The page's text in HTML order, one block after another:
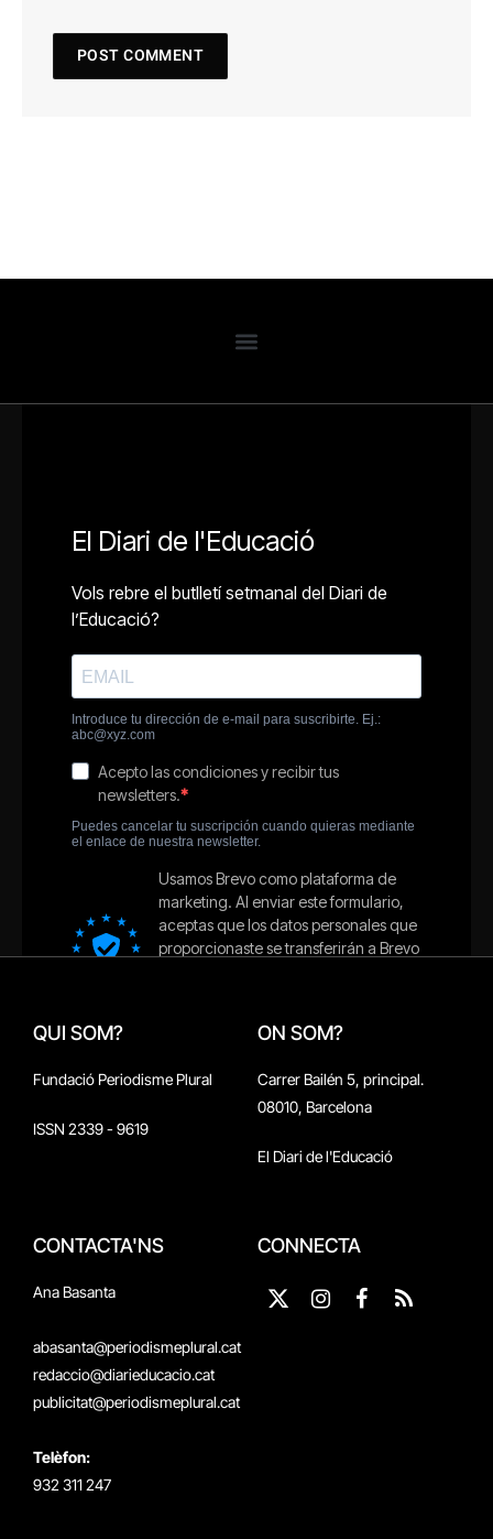
QUI SOM?
Fundació Periodisme Plural
ISSN 2339 - 9619
ON SOM?
Carrer Bailén 5, principal.
08010, Barcelona
El Diari de l'Educació
CONTACTA'NS
Ana Basanta
abasanta@periodismeplural.cat
redaccio@diarieducacio.cat
publicitat@periodismeplural.cat
Telèfon:
932 311 247
CONNECTA
X
Instagram
Facebook
RSS